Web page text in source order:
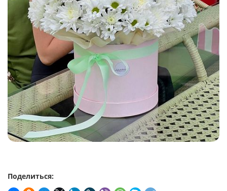
Поделиться: